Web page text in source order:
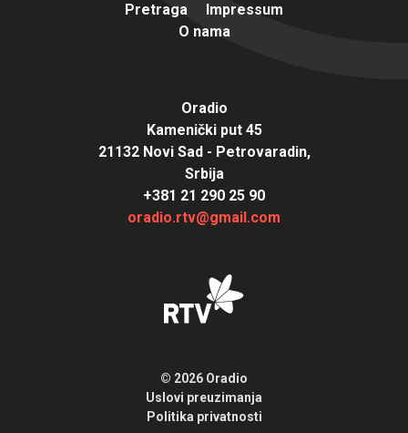
Pretraga
Impressum
O nama
Oradio
Kamenički put 45
21132 Novi Sad - Petrovaradin,
Srbija
+381 21 290 25 90
oradio.rtv@gmail.com
© 2026 Oradio
Uslovi preuzimanja
Politika privatnosti